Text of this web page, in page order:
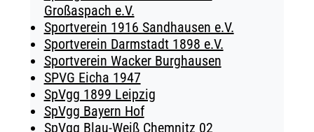
Großaspach e.V.
Sportverein 1916 Sandhausen e.V.
Sportverein Darmstadt 1898 e.V.
Sportverein Wacker Burghausen
SPVG Eicha 1947
SpVgg 1899 Leipzig
SpVgg Bayern Hof
SpVgg Blau-Weiß Chemnitz 02